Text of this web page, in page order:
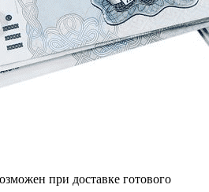
при доставке готового